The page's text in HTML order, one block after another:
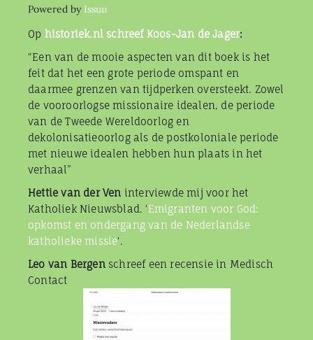
Powered by Issuu
Op historiek.nl schreef Koos-Jan de Jager:
“Een van de mooie aspecten van dit boek is het
feit dat het een grote periode omspant en
daarmee grenzen van tijdperken oversteekt. Zowel
de vooroorlogse missionaire idealen, de periode
van de Tweede Wereldoorlog en
dekolonisatieoorlog als de postkoloniale periode
met nieuwe idealen hebben hun plaats in het
verhaal”
Hettie van der Ven interviewde mij voor het
Katholiek Nieuwsblad. ‘Emigranten voor God:
opkomst en ondergang van de Nederlandse
katholieke missie‘.
Leo van Bergenschreef een recensie in Medisch
Contact